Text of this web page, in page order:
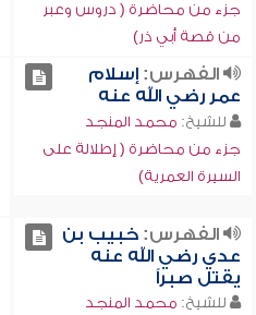
جزء من محاضرة ( دروس وعبر
من قصة أبي ذر)
الفهرس:إسلام
عمر رضي الله عنه
للشيخ: محمد المنجد
جزء من محاضرة ( إطلالة على
السيرة العمرية)
الفهرس:خبيب بن
عدي رضي الله عنه
يقتل صبراً
للشيخ: محمد المنجد